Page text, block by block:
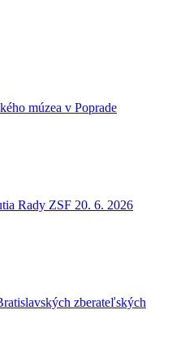
múzea v Poprade
Rady ZSF 20. 6. 2026
zberateľských